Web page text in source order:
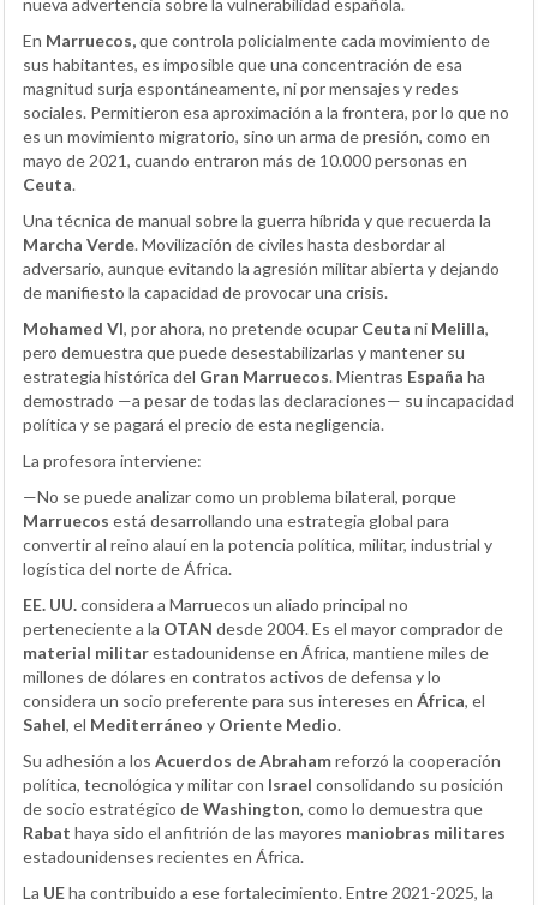
nueva advertencia sobre la vulnerabilidad española.
En Marruecos,que controla policialmente cada movimiento de
sus habitantes, es imposible que una concentración de esa
magnitud surja espontáneamente, ni por mensajes y redes
sociales. Permitieron esa aproximación a la frontera, por lo que no
es un movimiento migratorio, sino un arma de presión, como en
mayo de 2021, cuando entraron más de 10.000 personas en
Ceuta.
Una técnica de manual sobre la guerra híbrida y que recuerda la
Marcha Verde. Movilización de civiles hasta desbordar al
adversario, aunque evitando la agresión militar abierta y dejando
de manifiesto la capacidad de provocar una crisis.
Mohamed VI, por ahora, no pretende ocupar Ceuta ni Melilla,
pero demuestra que puede desestabilizarlas y mantener su
estrategia histórica del Gran Marruecos. Mientras España ha
demostrado —a pesar de todas las declaraciones— su incapacidad
política y se pagará el precio de esta negligencia.
La profesora interviene:
—No se puede analizar como un problema bilateral, porque
Marruecos está desarrollando una estrategia global para
convertir al reino alauí en la potencia política, militar, industrial y
logística del norte de África.
EE. UU.considera a Marruecos un aliado principal no
perteneciente a la OTAN desde 2004. Es el mayor comprador de
material militarestadounidense en África, mantiene miles de
millones de dólares en contratos activos de defensa y lo
considera un socio preferente para sus intereses en África, el
Sahel, el Mediterráneo y Oriente Medio.
Su adhesión a los Acuerdos de Abrahamreforzó la cooperación
política, tecnológica y militar con Israel consolidando su posición
de socio estratégico deWashington, como lo demuestra que
Rabat haya sido el anfitrión de las mayores maniobras militares
estadounidenses recientes en África.
La UEha contribuido a ese fortalecimiento. Entre 2021-2025, la